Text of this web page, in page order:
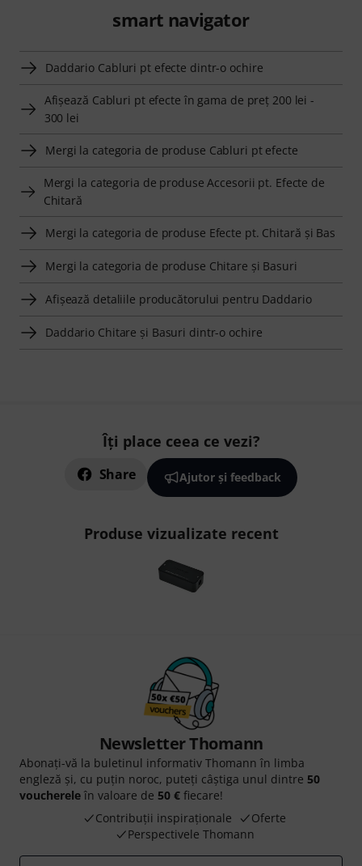
smart navigator
Daddario Cabluri pt efecte dintr-o ochire
Afişează Cabluri pt efecte în gama de preţ 200 lei -
300 lei
Mergi la categoria de produse Cabluri pt efecte
Mergi la categoria de produse Accesorii pt. Efecte de
Chitară
Mergi la categoria de produse Efecte pt. Chitară şi Bas
Mergi la categoria de produse Chitare şi Basuri
Afişează detaliile producătorului pentru Daddario
Daddario Chitare şi Basuri dintr-o ochire
Îți place ceea ce vezi?
Share Ajutor și feedback
Produse vizualizate recent
Newsletter Thomann
Abonați-vă la buletinul informativ Thomann în limba
engleză și, cu puțin noroc, puteți câștiga unul dintre 50
voucherele în valoare de 50 € fiecare!
Contribuții inspiraționale
Oferte
Perspectivele Thomann